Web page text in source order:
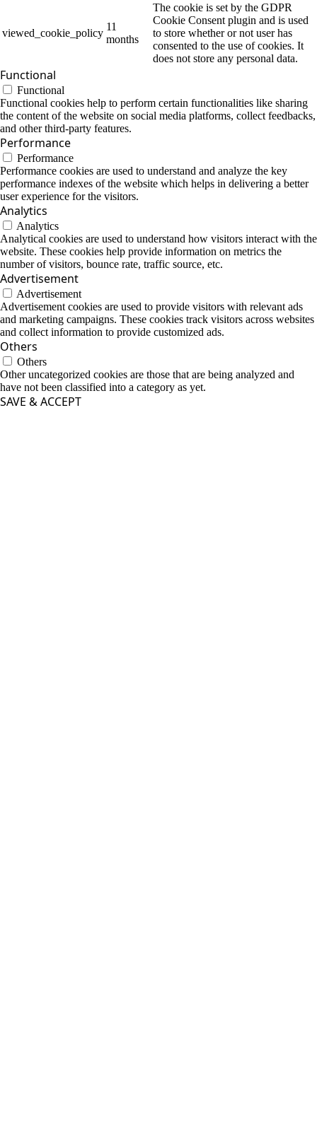
viewed_cookie_policy
11
months
The cookie is set by the GDPR
Cookie Consent plugin and is used
to store whether or not user has
consented to the use of cookies. It
does not store any personal data.
Functional
Functional
Functional cookies help to perform certain functionalities like sharing
the content of the website on social media platforms, collect feedbacks,
and other third-party features.
Performance
Performance
Performance cookies are used to understand and analyze the key
performance indexes of the website which helps in delivering a better
user experience for the visitors.
Analytics
Analytics
Analytical cookies are used to understand how visitors interact with the
website. These cookies help provide information on metrics the
number of visitors, bounce rate, traffic source, etc.
Advertisement
Advertisement
Advertisement cookies are used to provide visitors with relevant ads
and marketing campaigns. These cookies track visitors across websites
and collect information to provide customized ads.
Others
Others
Other uncategorized cookies are those that are being analyzed and
have not been classified into a category as yet.
SAVE & ACCEPT